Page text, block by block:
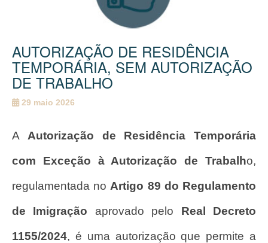
AUTORIZAÇÃO DE RESIDÊNCIA
TEMPORÁRIA, SEM AUTORIZAÇÃO
DE TRABALHO
29 maio 2026
A Autorização de Residência Temporária
com Exceção à Autorização de Trabalho,
regulamentada no Artigo 89 do Regulamento
de Imigração aprovado pelo Real Decreto
1155/2024, é uma autorização que permite a